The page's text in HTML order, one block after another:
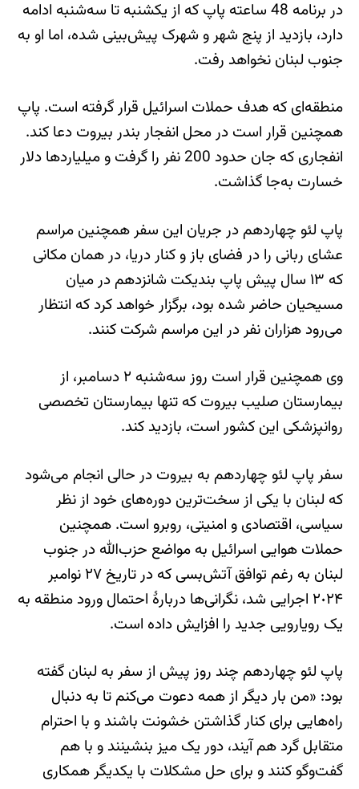
در برنامه 48 ساعته پاپ که از یکشنبه تا سه‌شنبه ادامه
دارد، بازدید از پنج شهر و شهرک پیش‌بینی شده، اما او به
جنوب لبنان نخواهد رفت.
منطقه‌ای که هدف حملات اسرائیل قرار گرفته است. پاپ
همچنین قرار است در محل انفجار بندر بیروت دعا کند.
انفجاری که جان حدود 200 نفر را گرفت و میلیاردها دلار
خسارت به‌جا گذاشت.
پاپ لئو چهاردهم در جریان این سفر همچنین مراسم
عشای ربانی را در فضای باز و کنار دریا، در همان مکانی
که ۱۳ سال پیش پاپ بندیکت شانزدهم در میان
مسیحیان حاضر شده بود، برگزار خواهد کرد که انتظار
می‌رود هزاران نفر در این مراسم شرکت کنند.
وی همچنین قرار است روز سه‌شنبه ۲ دسامبر، از
بیمارستان صلیب بیروت که تنها بیمارستان تخصصی
روانپزشکی این کشور است، بازدید کند.
سفر پاپ لئو چهاردهم به بیروت در حالی انجام می‌شود
که لبنان با یکی از سخت‌ترین دوره‌های خود از نظر
سیاسی، اقتصادی و امنیتی، روبرو است. همچنین
حملات هوایی اسرائیل به مواضع حزب‌الله در جنوب
لبنان به رغم توافق آتش‌بسی که در تاریخ ٢۷ نوامبر
٢٠٢۴ اجرایی شد، نگرانی‌ها دربارۀ احتمال ورود منطقه به
یک رویارویی جدید را افزایش داده است.
پاپ لئو چهاردهم چند روز پیش از سفر به لبنان گفته
بود: «من بار دیگر از همه دعوت می‌کنم تا به دنبال
راه‌هایی برای کنار گذاشتن خشونت باشند و با احترام
متقابل گرد هم آیند، دور یک میز بنشینند و با هم
گفت‌وگو کنند و برای حل مشکلات با یکدیگر همکاری